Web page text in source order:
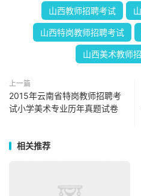
山西教师招聘考试
山西特岗教师招聘考试
山西美术教师
上一篇
2015年云南省特岗教师招聘考
试小学美术专业历年真题试卷
相关推荐